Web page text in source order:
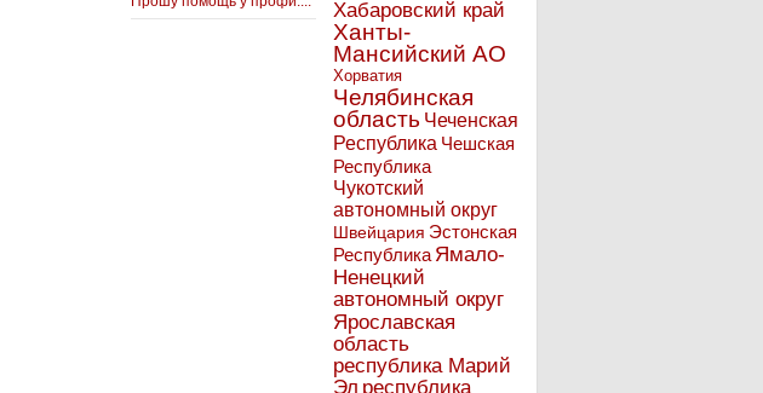
Хабаровский край
Ханты-
Мансийский АО
Хорватия
Челябинская
область Чеченская
Республика Чешская
Республика
Чукотский
автономный округ
Швейцария Эстонская
Республика Ямало-
Ненецкий
автономный округ
Ярославская
область
республика Марий
Эл республика